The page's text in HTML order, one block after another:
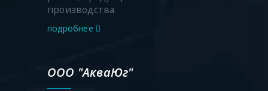
производства.
подробнее
ООО "АкваЮг"